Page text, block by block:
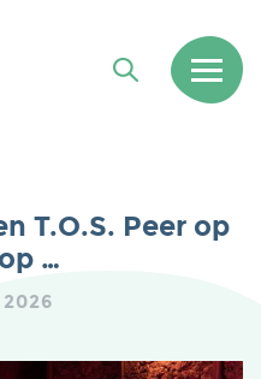
T.O.S. Peer op
…